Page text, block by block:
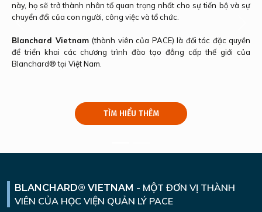
này, họ sẽ trở thành nhân tố quan trọng nhất cho sự tiến bộ và sự
chuyển đổi của con người, công việc và tổ chức.
Blanchard Vietnam (thành viên của PACE) là đối tác đặc quyền
để triển khai các chương trình đào tạo đẳng cấp thế giới của
Blanchard® tại Việt Nam.
TÌM HIỂU THÊM
BLANCHARD® VIETNAM - MỘT ĐƠN VỊ THÀNH
VIÊN CỦA HỌC VIỆN QUẢN LÝ PACE